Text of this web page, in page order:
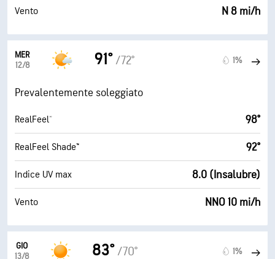
Vento N 8 mi/h
MER
12/8
91° /72° 1%
Prevalentemente soleggiato
RealFeel® 98°
RealFeel Shade™ 92°
Indice UV max 8.0 (Insalubre)
Vento NNO 10 mi/h
GIO
13/8
83° /70° 1%